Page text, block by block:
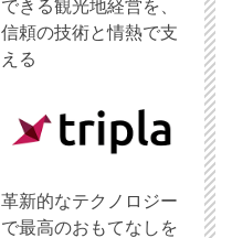
できる観光地経営を、
信頼の技術と情熱で支
える
革新的なテクノロジー
で最高のおもてなしを